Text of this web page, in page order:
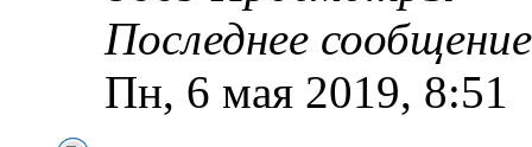
Последнее
Пн, 6 мая 2019, 8:51